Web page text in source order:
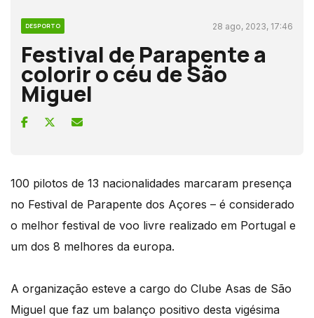
DESPORTO 28 ago, 2023, 17:46
Festival de Parapente a
colorir o céu de São
Miguel
100 pilotos de 13 nacionalidades marcaram presença
no Festival de Parapente dos Açores – é considerado
o melhor festival de voo livre realizado em Portugal e
um dos 8 melhores da europa.
A organização esteve a cargo do Clube Asas de São
Miguel que faz um balanço positivo desta vigésima